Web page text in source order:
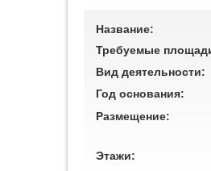
Название:
Требуемые
Вид деятельности:
Год основания:
Размещение:
Этажи: